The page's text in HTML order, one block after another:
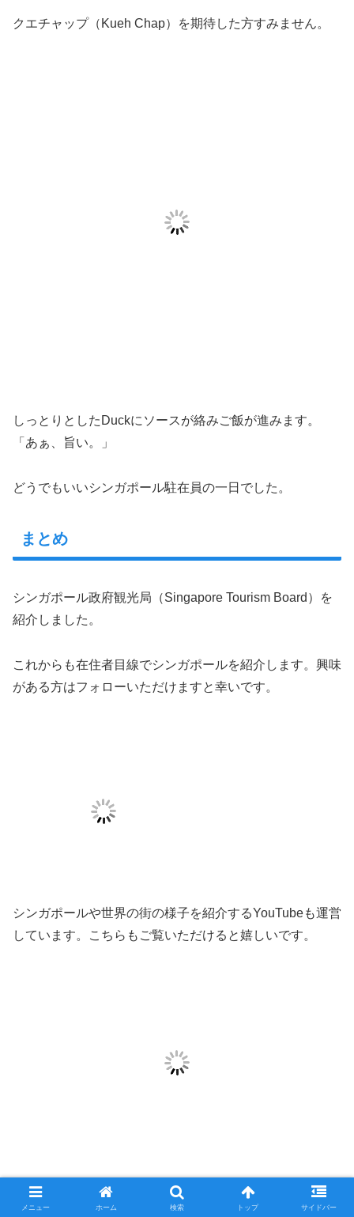
クエチャップ（Kueh Chap）を期待した方すみません。
しっとりとしたDuckにソースが絡みご飯が進みます。
「あぁ、旨い。」
どうでもいいシンガポール駐在員の一日でした。
まとめ
シンガポール政府観光局（Singapore Tourism Board）を
紹介しました。
これからも在住者目線でシンガポールを紹介します。興味
がある方はフォローいただけますと幸いです。
シンガポールや世界の街の様子を紹介するYouTubeも運営
しています。こちらもご覧いただけると嬉しいです。
ここまで読んで頂きましてありがとうございました。
メニュー ホーム 検索 トップ サイドバー